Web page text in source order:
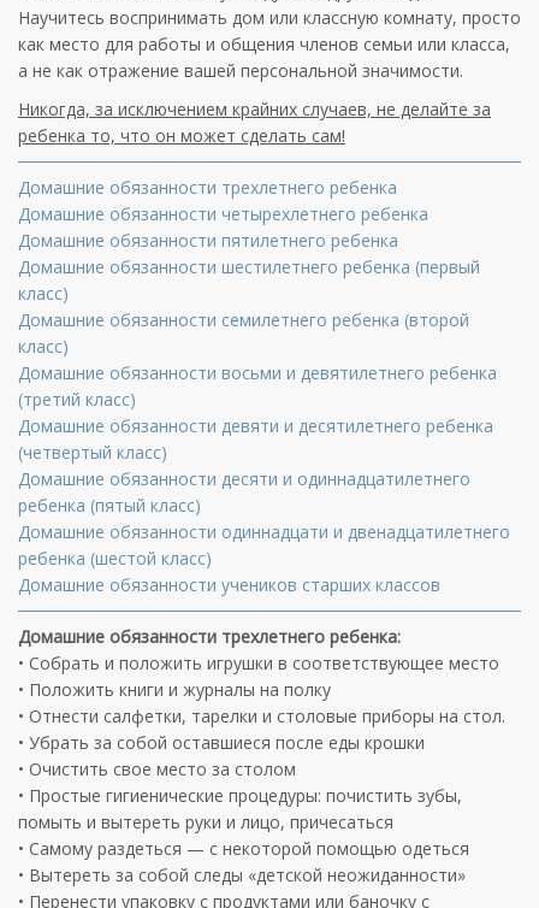
Научитесь воспринимать дом или классную комнату, просто
как место для работы и общения членов семьи или класса,
а не как отражение вашей персональной значимости.
Никогда, за исключением крайних случаев, не делайте за
ребенка то, что он может сделать сам!
Домашние обязанности трехлетнего ребенка
Домашние обязанности четырехлетнего ребенка
Домашние обязанности пятилетнего ребенка
Домашние обязанности шестилетнего ребенка (первый
класс)
Домашние обязанности семилетнего ребенка (второй
класс)
Домашние обязанности восьми и девятилетнего ребенка
(третий класс)
Домашние обязанности девяти и десятилетнего ребенка
(четвертый класс)
Домашние обязанности десяти и одиннадцатилетнего
ребенка (пятый класс)
Домашние обязанности одиннадцати и двенадцатилетнего
ребенка (шестой класс)
Домашние обязанности учеников старших классов
Домашние обязанности трехлетнего ребенка:
• Собрать и положить игрушки в соответствующее место
• Положить книги и журналы на полку
• Отнести салфетки, тарелки и столовые приборы на стол.
• Убрать за собой оставшиеся после еды крошки
• Очистить свое место за столом
• Простые гигиенические процедуры: почистить зубы,
помыть и вытереть руки и лицо, причесаться
• Самому раздеться — с некоторой помощью одеться
• Вытереть за собой следы «детской неожиданности»
• Перенести упаковку с продуктами или баночку с